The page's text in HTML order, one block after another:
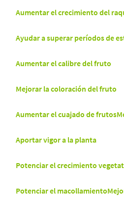
Aumentar el crecimiento del
Ayudar a superar períodos de
Aumentar el calibre del fruto
Mejorar la coloración del fruto
Aumentar el cuajado de frutos
Aportar vigor a la planta
Potenciar el crecimiento
Potenciar el macollamiento